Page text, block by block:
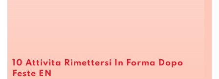
10 Attivita Rimettersi In Forma Dopo
Feste EN